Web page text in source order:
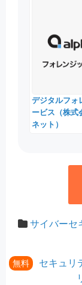
デジタルフォ
ービス（株式
ネット）
サイバーセ
無料
セキュリ